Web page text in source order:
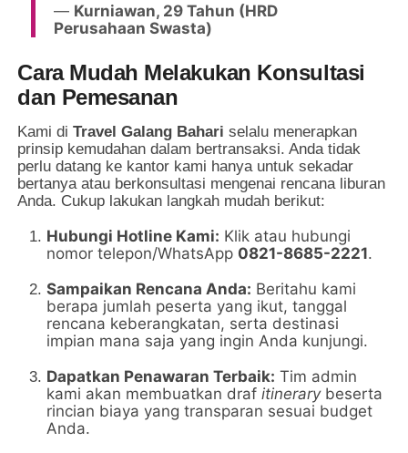
— Kurniawan, 29 Tahun (HRD
Perusahaan Swasta)
Cara Mudah Melakukan Konsultasi
dan Pemesanan
Kami diTravel Galang Bahari selalu menerapkan
prinsip kemudahan dalam bertransaksi. Anda tidak
perlu datang ke kantor kami hanya untuk sekadar
bertanya atau berkonsultasi mengenai rencana liburan
Anda. Cukup lakukan langkah mudah berikut:
Hubungi Hotline Kami: Klik atau hubungi
nomor telepon/WhatsApp 0821-8685-2221.
Sampaikan Rencana Anda: Beritahu kami
berapa jumlah peserta yang ikut, tanggal
rencana keberangkatan, serta destinasi
impian mana saja yang ingin Anda kunjungi.
Dapatkan Penawaran Terbaik: Tim admin
kami akan membuatkan drafitinerarybeserta
rincian biaya yang transparan sesuai budget
Anda.